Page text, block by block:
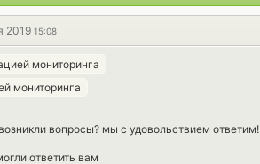
2019 15:08
мониторинга
мониторинга
вопросы? мы с удовольствием ответим!
ответить вам